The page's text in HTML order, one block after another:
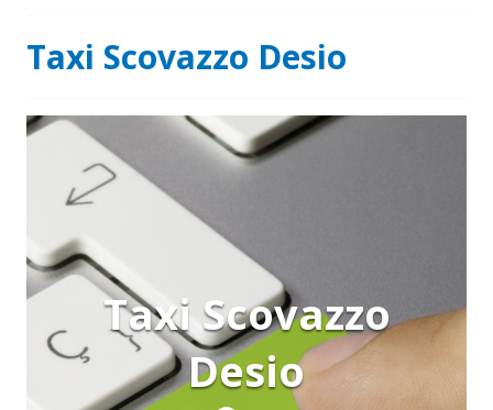
Taxi Scovazzo Desio
Taxi Scovazzo
Desio